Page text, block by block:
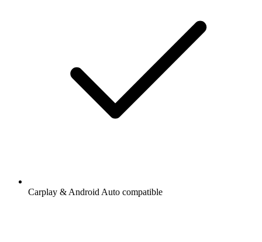
Carplay & Android Auto compatible